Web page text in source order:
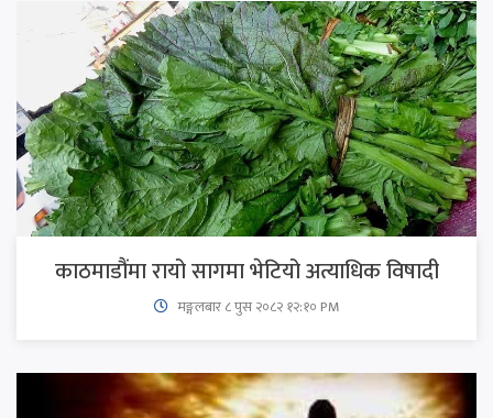
काठमाडौंमा रायो सागमा भेटियो अत्याधिक विषादी
मङ्गलबार ८ पुस २०८२ १२:१० PM